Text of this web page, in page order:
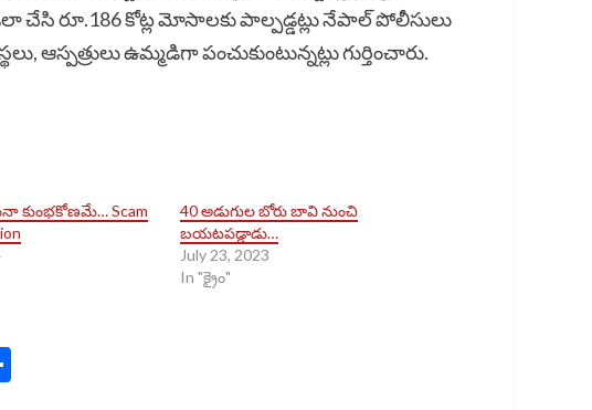
చేసి రూ.186 కోట్ల మోసాలకు పాల్పడ్డట్లు నేపాల్ పోలీసులు
ఆస్పత్రులు ఉమ్మడిగా పంచుకుంటున్నట్లు గుర్తించారు.
కుంభకోణమే… Scam
40 అడుగుల బోరు బావి నుంచి
బయటపడ్డాడు…
July 23, 2023
In "క్రైం"